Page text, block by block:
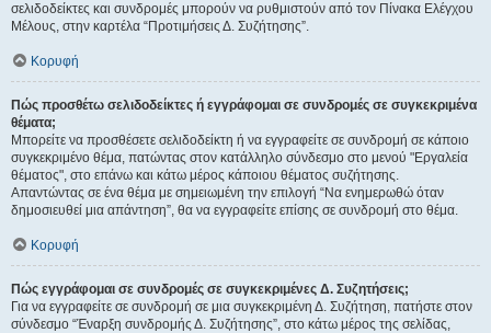
σελιδοδείκτες και συνδρομές μπορούν να ρυθμιστούν από τον Πίνακα Ελέγχου
Μέλους, στην καρτέλα “Προτιμήσεις Δ. Συζήτησης”.
Κορυφή
Πώς προσθέτω σελιδοδείκτες ή εγγράφομαι σε συνδρομές σε συγκεκριμένα
θέματα;
Μπορείτε να προσθέσετε σελιδοδείκτη ή να εγγραφείτε σε συνδρομή σε κάποιο
συγκεκριμένο θέμα, πατώντας στον κατάλληλο σύνδεσμο στο μενού "Εργαλεία
θέματος", στο επάνω και κάτω μέρος κάποιου θέματος συζήτησης.
Απαντώντας σε ένα θέμα με σημειωμένη την επιλογή “Να ενημερωθώ όταν
δημοσιευθεί μια απάντηση”, θα να εγγραφείτε επίσης σε συνδρομή στο θέμα.
Κορυφή
Πώς εγγράφομαι σε συνδρομές σε συγκεκριμένες Δ. Συζητήσεις;
Για να εγγραφείτε σε συνδρομή σε μια συγκεκριμένη Δ. Συζήτηση, πατήστε στον
σύνδεσμο “Έναρξη συνδρομής Δ. Συζήτησης”, στο κάτω μέρος της σελίδας,